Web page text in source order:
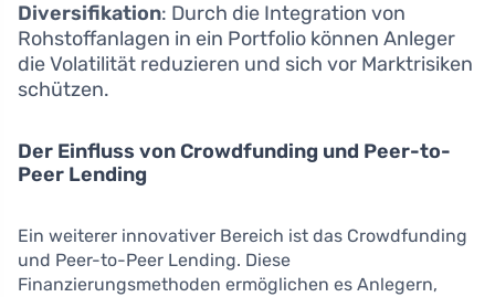
Diversifikation: Durch die Integration von
Rohstoffanlagen in ein Portfolio können Anleger
die Volatilität reduzieren und sich vor Marktrisiken
schützen.
Der Einfluss von Crowdfunding und Peer-to-
Peer Lending
Ein weiterer innovativer Bereich ist das Crowdfunding
und Peer-to-Peer Lending. Diese
Finanzierungsmethoden ermöglichen es Anlegern,